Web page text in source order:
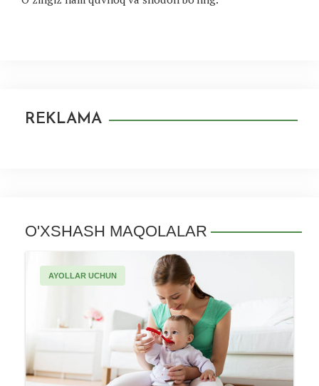
REKLAMA
O'XSHASH MAQOLALAR
AYOLLAR UCHUN